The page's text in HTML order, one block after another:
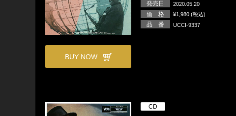
BUY NOW
発売日 2020.05.20
価 格 ¥1,980 (税込)
品 番 UCCI-9337
CD